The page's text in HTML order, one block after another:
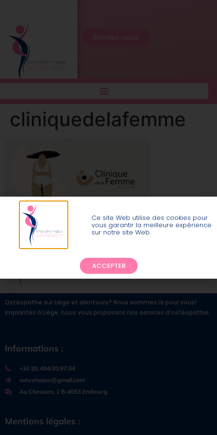
Rendez-vous
cliniquedelafemme
Ostéopathe sur Liège et alentours? Nous sommes là pour vous!
Implantés à Liège, nous vous proposons nos services d’ostéopathie.
Informations :
+32 (0) 494/20.97.84
osteohazee@gmail.com
Au Chession, 1 B-4053 Embourg
Mentions légales :
Ce site Web utilise des cookies pour
vous garantir la meilleure expérience
sur notre site Web.
ACCEPTER